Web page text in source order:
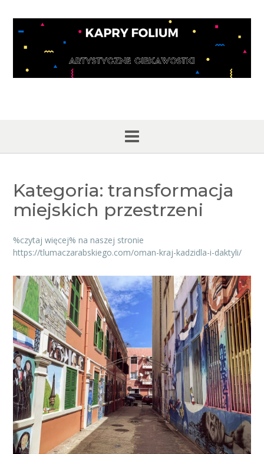
content
Kategoria: transformacja
miejskich przestrzeni
%czytaj więcej% na naszej stronie
https://tlumaczarabskiego.com/oman-kraj-kadzidla-i-daktyli/